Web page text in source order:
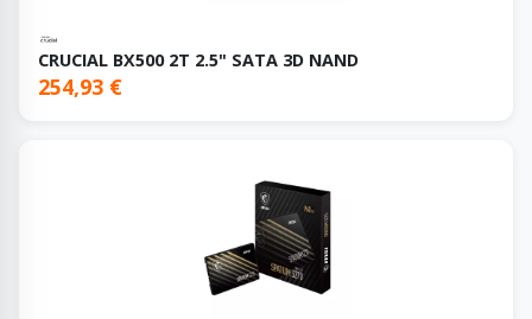
CRUCIAL BX500 2T 2.5" SATA 3D NAND
254,93 €